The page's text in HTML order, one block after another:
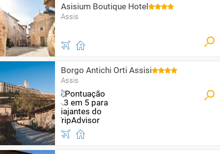
Asisium Boutique Hotel
Assis
Borgo Antichi Orti Assisi
Assis